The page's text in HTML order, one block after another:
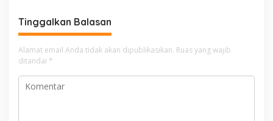
Tinggalkan Balasan
Alamat email Anda tidak akan dipublikasikan. Ruas yang wajib
ditandai *